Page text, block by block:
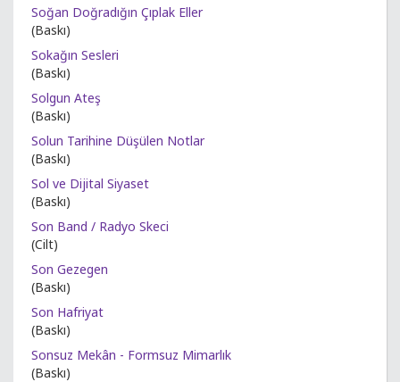
Soğan Doğradığın Çıplak Eller
(Baskı)
Sokağın Sesleri
(Baskı)
Solgun Ateş
(Baskı)
Solun Tarihine Düşülen Notlar
(Baskı)
Sol ve Dijital Siyaset
(Baskı)
Son Band / Radyo Skeci
(Cilt)
Son Gezegen
(Baskı)
Son Hafriyat
(Baskı)
Sonsuz Mekân - Formsuz Mimarlık
(Baskı)